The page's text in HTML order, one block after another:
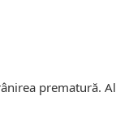
prematură.